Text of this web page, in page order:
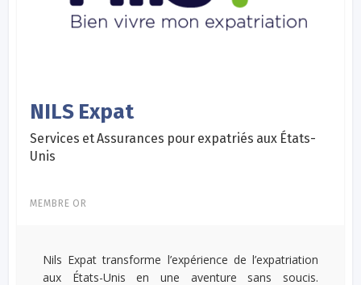
NILS Expat
Services et Assurances pour expatriés aux États-
Unis
MEMBRE OR
Nils Expat transforme l’expérience de l’expatriation
aux États-Unis en une aventure sans soucis.